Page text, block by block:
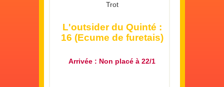
Trot
L'outsider du Quinté :
16 (Ecume de furetais)
Arrivée : Non placé à 22/1